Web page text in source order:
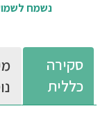
נשמח
סקירה
כללית